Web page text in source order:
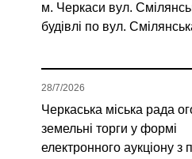
м. Черкаси вул.
будівлі по вул.
Черкаська міська рада
земельні торги у формі
електронного аукціону з
28/7/2026